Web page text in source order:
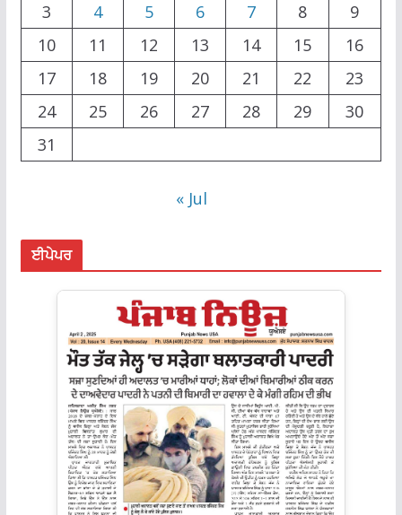
3
4 5 6 7 8
9
10
11 12 13 14 15
16
17
18 19 20 21 22
23
24
25 26 27 28 29
30
31
« Jul
ਈਪੇਪਰ